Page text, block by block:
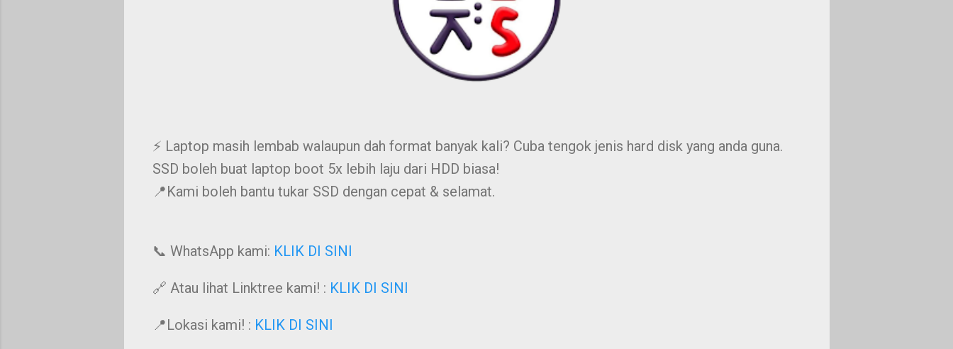
⚡️ Laptop masih lembab walaupun dah format banyak kali? Cuba tengok jenis hard disk yang anda guna.
SSD boleh buat laptop boot 5x lebih laju dari HDD biasa!
📍Kami boleh bantu tukar SSD dengan cepat & selamat.
📞 WhatsApp kami: KLIK DI SINI
🔗 Atau lihat Linktree kami! : KLIK DI SINI
📍Lokasi kami! : KLIK DI SINI